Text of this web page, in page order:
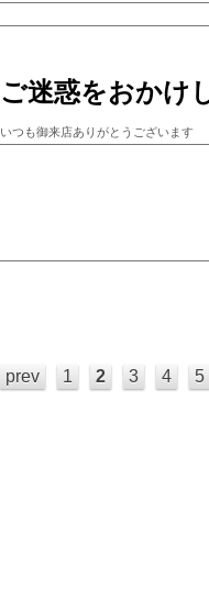
ご迷惑をおかけ
いつも御来店ありがとうございます
prev 1 2 3 4 5